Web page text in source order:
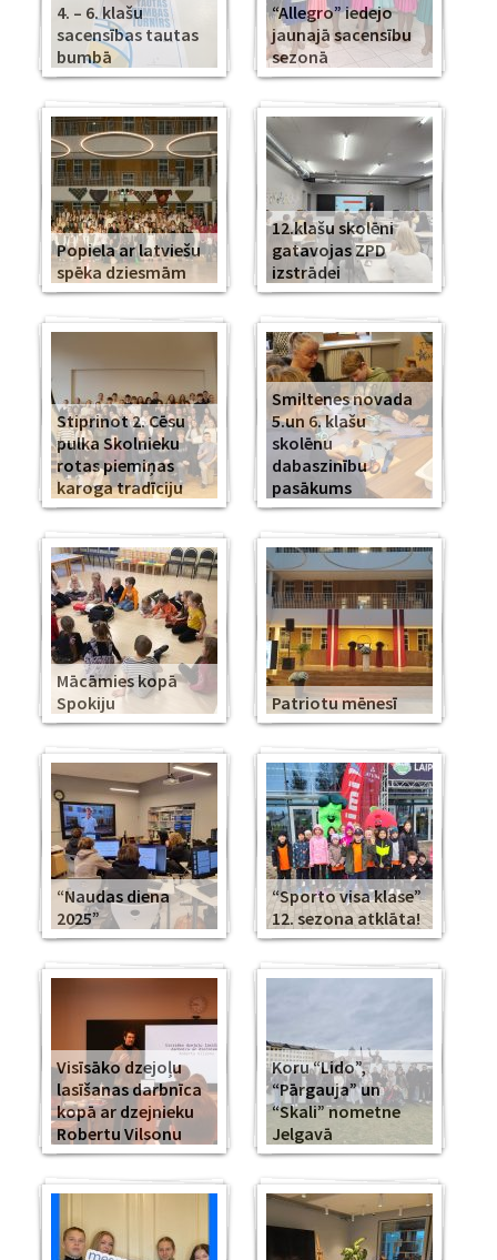
4. – 6. klašu
sacensības tautas
bumbā
“Allegro” iedejo
jaunajā sacensību
sezonā
Popiela ar latviešu
spēka dziesmām
12.klašu skolēni
gatavojas ZPD
izstrādei
Stiprinot 2. Cēsu
pulka Skolnieku
rotas piemiņas
karoga tradīciju
Smiltenes novada
5.un 6. klašu
skolēnu
dabaszinību
pasākums
Mācāmies kopā
Spokiju
Patriotu mēnesī
“Naudas diena
2025”
“Sporto visa klase”
12. sezona atklāta!
Visīsāko dzejoļu
lasīšanas darbnīca
kopā ar dzejnieku
Robertu Vilsonu
Koru “Lido”,
“Pārgauja” un
“Skali” nometne
Jelgavā